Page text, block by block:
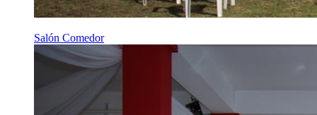
Salón Comedor